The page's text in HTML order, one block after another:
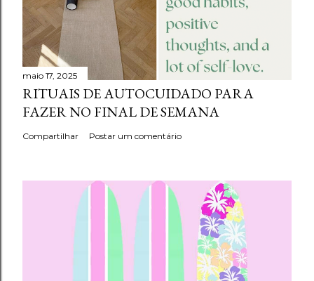
maio 17, 2025
RITUAIS DE AUTOCUIDADO PARA
FAZER NO FINAL DE SEMANA
Compartilhar Postar um comentário